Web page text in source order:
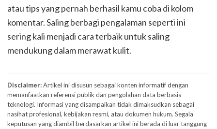
atau tips yang pernah berhasil kamu coba di kolom
komentar. Saling berbagi pengalaman seperti ini
sering kali menjadi cara terbaik untuk saling
mendukung dalam merawat kulit.
Disclaimer:Artikel ini disusun sebagai konten informatif dengan
memanfaatkan referensi publik dan pengolahan data berbasis
teknologi. Informasi yang disampaikan tidak dimaksudkan sebagai
nasihat profesional, kebijakan resmi, atau dokumen hukum. Segala
keputusan yang diambil berdasarkan artikel ini berada di luar tanggung